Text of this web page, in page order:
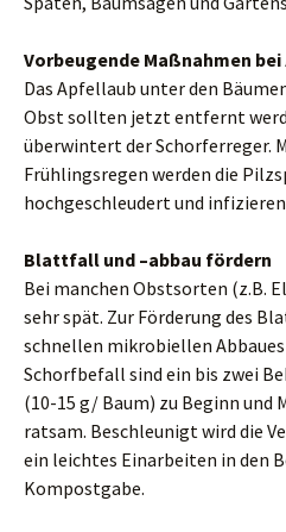
Vorbeugende Maßnahmen
Das Apfellaub unter den
Obst sollten jetzt entfernt
überwintert der Schorferreger.
Frühlingsregen werden die
hochgeschleudert und
Blattfall und –abbau fördern
Bei manchen Obstsorten (z.B.
sehr spät. Zur Förderung des
schnellen mikrobiellen
Schorfbefall sind ein bis zwei
(10-15 g/ Baum) zu Beginn
ratsam. Beschleunigt wird die
ein leichtes Einarbeiten in den
Kompostgabe.